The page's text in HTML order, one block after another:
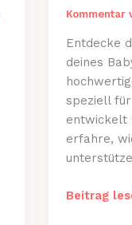
Kommentar
Entdecke
deines
speziell
entwickelt
erfahre,
Beitrag